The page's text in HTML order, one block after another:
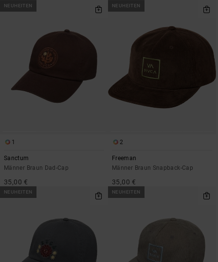
NEUHEITEN
1
Sanctum
Männer Braun Dad-Cap
35,00 €
NEUHEITEN
2
Freeman
Männer Braun Snapback-Cap
35,00 €
NEUHEITEN NEUHEITEN